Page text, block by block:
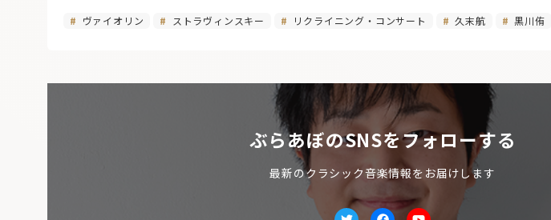
ヴァイオリン ストラヴィンスキー リクライニング・コンサート 久末航 黒川侑
ぶらあぼのSNSをフォローする
最新のクラシック音楽情報をお届けします